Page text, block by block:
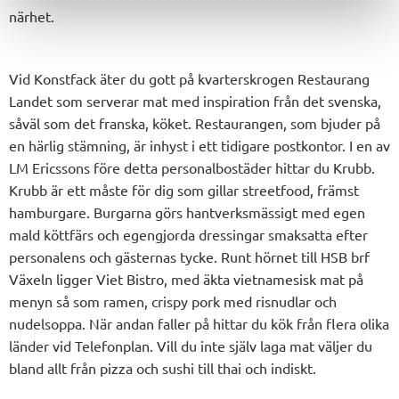
närhet.
Vid Konstfack äter du gott på kvarterskrogen Restaurang
Landet som serverar mat med inspiration från det svenska,
såväl som det franska, köket. Restaurangen, som bjuder på
en härlig stämning, är inhyst i ett tidigare postkontor. I en av
LM Ericssons före detta personalbostäder hittar du Krubb.
Krubb är ett måste för dig som gillar streetfood, främst
hamburgare. Burgarna görs hantverksmässigt med egen
mald köttfärs och egengjorda dressingar smaksatta efter
personalens och gästernas tycke. Runt hörnet till HSB brf
Växeln ligger Viet Bistro, med äkta vietnamesisk mat på
menyn så som ramen, crispy pork med risnudlar och
nudelsoppa. När andan faller på hittar du kök från flera olika
länder vid Telefonplan. Vill du inte själv laga mat väljer du
bland allt från pizza och sushi till thai och indiskt.